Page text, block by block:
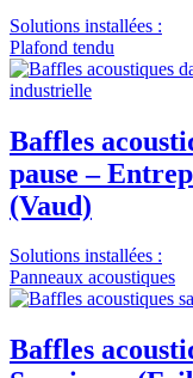
Solutions installées :
Plafond tendu
Baffles
pause –
(Vaud)
Solutions installées :
Panneaux acoustiques
Baffles